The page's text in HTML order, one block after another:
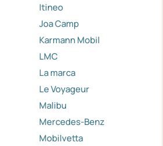
Itineo
Joa Camp
Karmann Mobil
LMC
La marca
Le Voyageur
Malibu
Mercedes-Benz
Mobilvetta